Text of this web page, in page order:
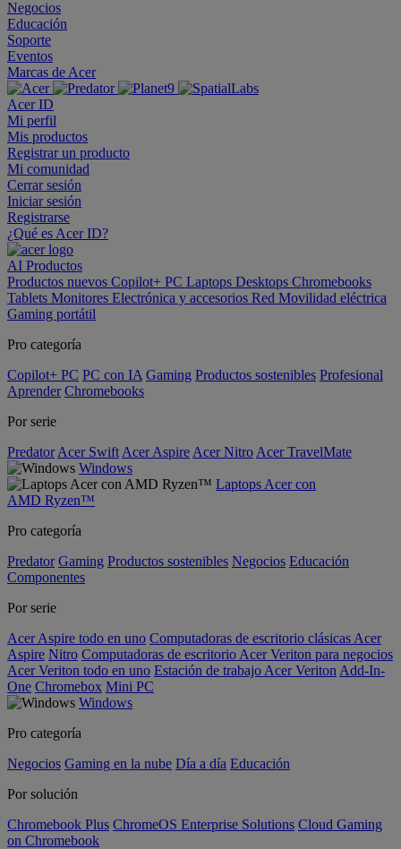
Negocios
Educación
Soporte
Eventos
Marcas de Acer
Acer ID
Mi perfil
Mis productos
Registrar un producto
Mi comunidad
Cerrar sesión
Iniciar sesión
Registrarse
¿Qué es Acer ID?
AI Productos
Productos nuevos Copilot+ PC Laptops Desktops Chromebooks
Tablets Monitores Electrónica y accesorios Red Movilidad eléctrica
Gaming portátil
Pro categoría
Copilot+ PC PC con IA Gaming Productos sostenibles Profesional
Aprender Chromebooks
Por serie
Predator Acer Swift Acer Aspire Acer Nitro Acer TravelMate
Windows
Laptops Acer con
AMD Ryzen™
Pro categoría
Predator Gaming Productos sostenibles Negocios Educación
Componentes
Por serie
Acer Aspire todo en uno Computadoras de escritorio clásicas Acer
Aspire Nitro Computadoras de escritorio Acer Veriton para negocios
Acer Veriton todo en uno Estación de trabajo Acer Veriton Add-In-
One Chromebox Mini PC
Windows
Pro categoría
Negocios Gaming en la nube Día a día Educación
Por solución
Chromebook Plus ChromeOS Enterprise Solutions Cloud Gaming
on Chromebook